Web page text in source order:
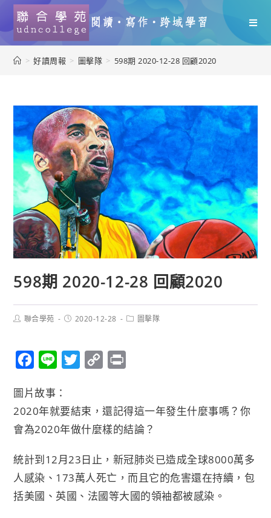
> 好讀周報 > 圖擊隊 > 598期 2020-12-28 回顧2020
598期 2020-12-28 回顧2020
聯合學苑 2020-12-28 圖擊隊
c
e
b
n
e
t
t
r
y
L
n
t
圖片故事：
2020年就要結束，還記得這一年發生什麼事嗎？你
會為2020年做什麼樣的結論？
統計到12月23日止，新冠肺炎已造成全球8000萬多
人感染、173萬人死亡，而且它的危害還在持續，包
括美國、英國、法國等大國的領袖都被感染。